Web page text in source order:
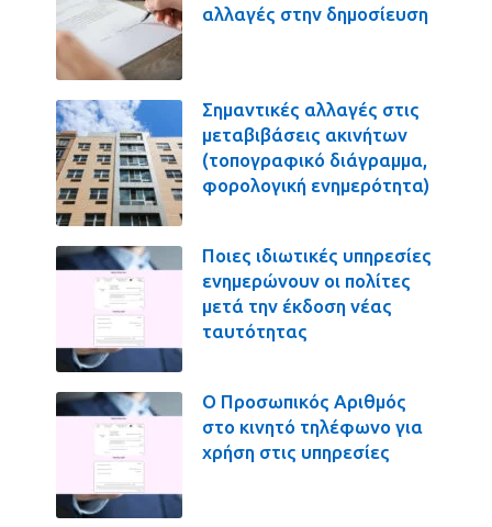
αλλαγές στην δημοσίευση
Σημαντικές αλλαγές στις
μεταβιβάσεις ακινήτων
(τοπογραφικό διάγραμμα,
φορολογική ενημερότητα)
Ποιες ιδιωτικές υπηρεσίες
ενημερώνουν οι πολίτες
μετά την έκδοση νέας
ταυτότητας
Ο Προσωπικός Αριθμός
στο κινητό τηλέφωνο για
χρήση στις υπηρεσίες